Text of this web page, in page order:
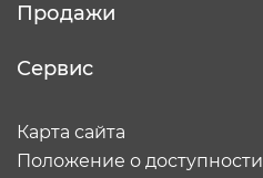
Продажи
Сервис
Карта сайта
Положение о доступности